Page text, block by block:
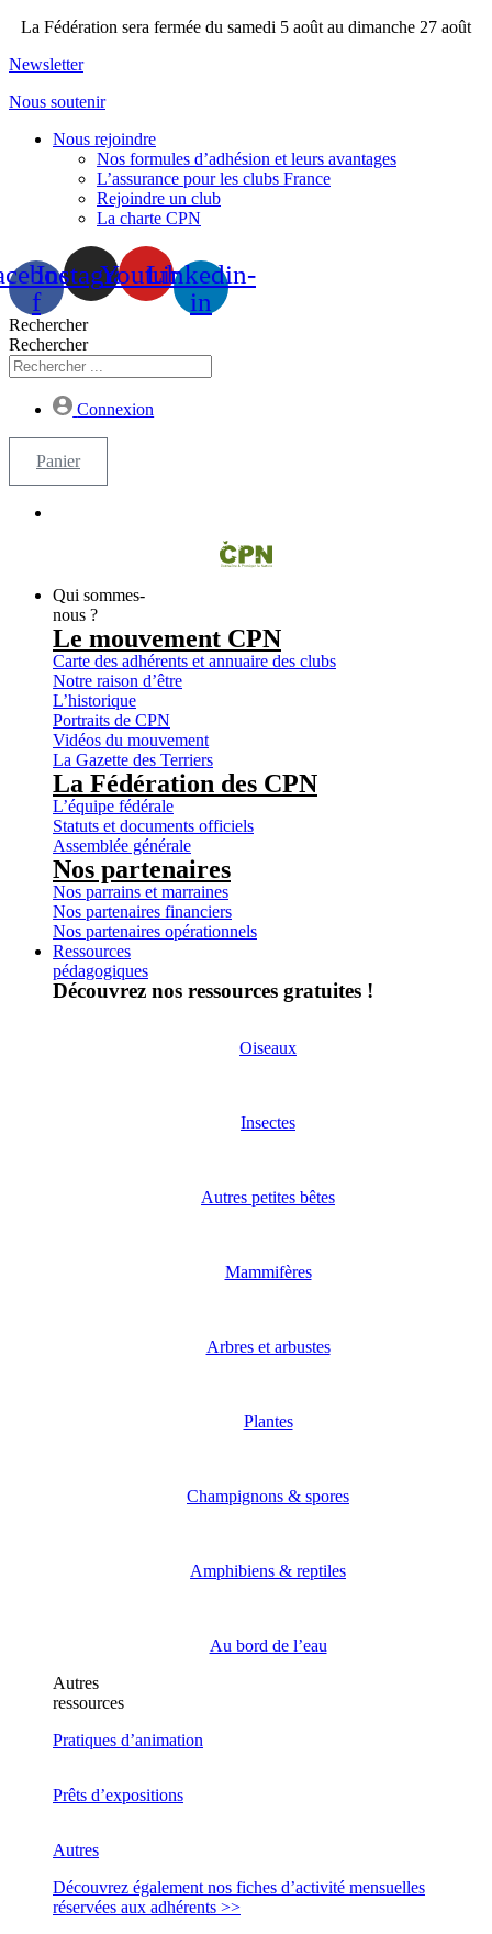
Aller
contenu
La Fédération sera fermée du samedi 5 août au dimanche 27 août
Newsletter
Nous soutenir
Nous rejoindre
Nos formules d’adhésion et leurs avantages
L’assurance pour les clubs France
Rejoindre un club
La charte CPN
f
InstagramYoutubeLinkedin-
in
Rechercher
Rechercher
Connexion
Panier
Qui sommes-
nous ?
Le mouvement CPN
Carte des adhérents et annuaire des clubs
Notre raison d’être
L’historique
Portraits de CPN
Vidéos du mouvement
La Gazette des Terriers
La Fédération des CPN
L’équipe fédérale
Statuts et documents officiels
Assemblée générale
Nos partenaires
Nos parrains et marraines
Nos partenaires financiers
Nos partenaires opérationnels
Ressources
pédagogiques
Découvrez nos ressources gratuites !
Oiseaux
Insectes
Autres petites bêtes
Mammifères
Arbres et arbustes
Plantes
Champignons & spores
Amphibiens & reptiles
Au bord de l’eau
Autres
ressources
Pratiques d’animation
Prêts d’expositions
Autres
Découvrez également nos fiches d’activité mensuelles
réservées aux adhérents >>